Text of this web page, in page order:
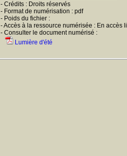
- Crédits : Droits réservés
- Format de numérisation : pdf
- Poids du fichier :
- Accès à la ressource numérisée : En accès
- Consulter le document numérisé :
Lumière d'été